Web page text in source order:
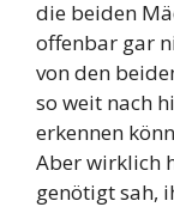
die beiden
offenbar gar
von den
so weit nach
erkennen
Aber wirklich
genötigt sah,